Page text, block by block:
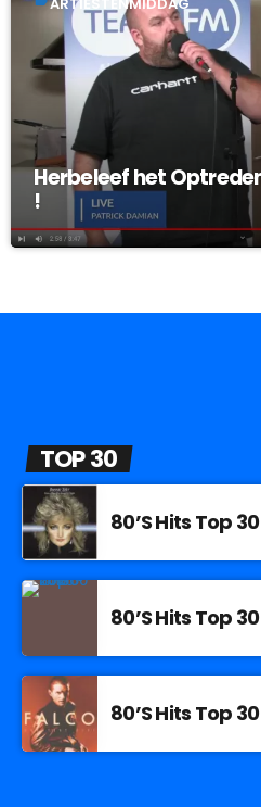
Herbeleef het
!
TOP 30
80’S Hits Top
80’S Hits Top
80’S Hits Top